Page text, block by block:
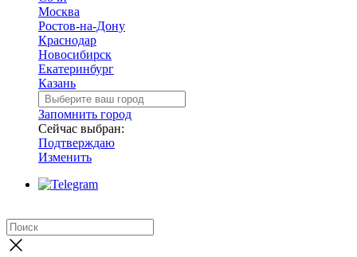
Москва
Ростов-на-Дону
Краснодар
Новосибирск
Екатеринбург
Казань
Запомнить город
Сейчас выбран:
Подтверждаю
Изменить